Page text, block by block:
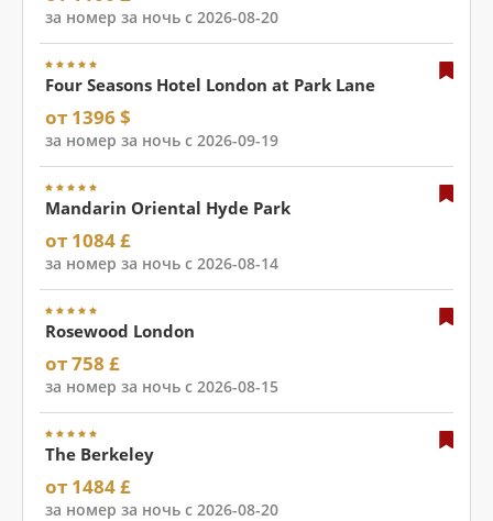
за номер за ночь с 2026-08-20
Four Seasons Hotel London at Park Lane
от 1396 $
за номер за ночь с 2026-09-19
Mandarin Oriental Hyde Park
от 1084 £
за номер за ночь с 2026-08-14
Rosewood London
от 758 £
за номер за ночь с 2026-08-15
The Berkeley
от 1484 £
за номер за ночь с 2026-08-20